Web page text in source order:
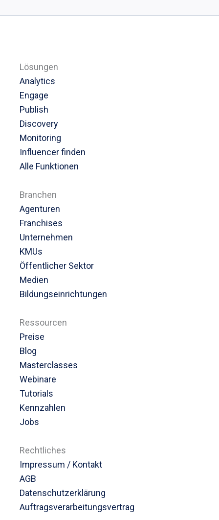
Lösungen
Analytics
Engage
Publish
Discovery
Monitoring
Influencer finden
Alle Funktionen
Branchen
Agenturen
Franchises
Unternehmen
KMUs
Öffentlicher Sektor
Medien
Bildungseinrichtungen
Ressourcen
Preise
Blog
Masterclasses
Webinare
Tutorials
Kennzahlen
Jobs
Rechtliches
Impressum / Kontakt
AGB
Datenschutzerklärung
Auftragsverarbeitungsvertrag